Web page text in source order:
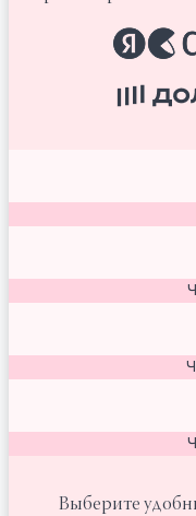
Выберите